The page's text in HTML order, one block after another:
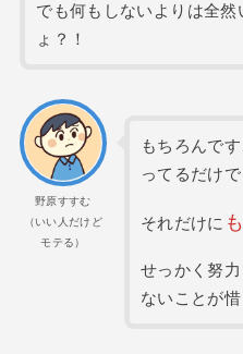
でも何もしないよりは全然
ょ？！
野原すすむ
（いい人だけど
モテる）
もちろんで
ってるだけ
それだけに
せっかく努
ないことが惜